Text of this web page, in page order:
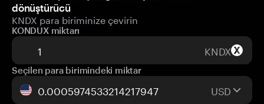
dönüştürücü
KNDX para biriminize çevirin
KONDUX miktarı
KNDX
Seçilen para birimindeki miktar
USD